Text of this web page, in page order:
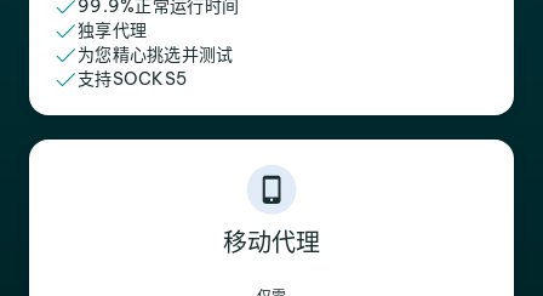
99.9%正常运行时间
独享代理
为您精心挑选并测试
支持SOCKS5
移动代理